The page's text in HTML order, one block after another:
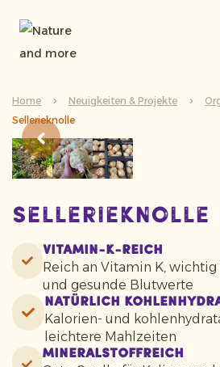
Home Neuigkeiten & Projekte
Sellerieknolle
Sellerieknolle
Vitamin-K-reich
Reich an Vitamin K,
und gesunde Blutwerte
Natürlich
Kalorien- und
leichtere Mahlzeiten
Mineralstoffreich